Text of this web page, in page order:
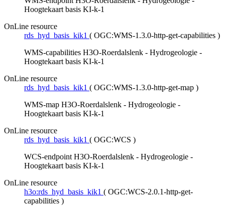
Hoogtekaart basis KI-k-1
OnLine resource
rds_hyd_basis_kik1 ( OGC:WMS-1.3.0-http-get-capabilities )
WMS-capabilities H3O-Roerdalslenk - Hydrogeologie -
Hoogtekaart basis KI-k-1
OnLine resource
rds_hyd_basis_kik1 ( OGC:WMS-1.3.0-http-get-map )
WMS-map H3O-Roerdalslenk - Hydrogeologie -
Hoogtekaart basis KI-k-1
OnLine resource
rds_hyd_basis_kik1 ( OGC:WCS )
WCS-endpoint H3O-Roerdalslenk - Hydrogeologie -
Hoogtekaart basis KI-k-1
OnLine resource
h3o:rds_hyd_basis_kik1 ( OGC:WCS-2.0.1-http-get-
capabilities )